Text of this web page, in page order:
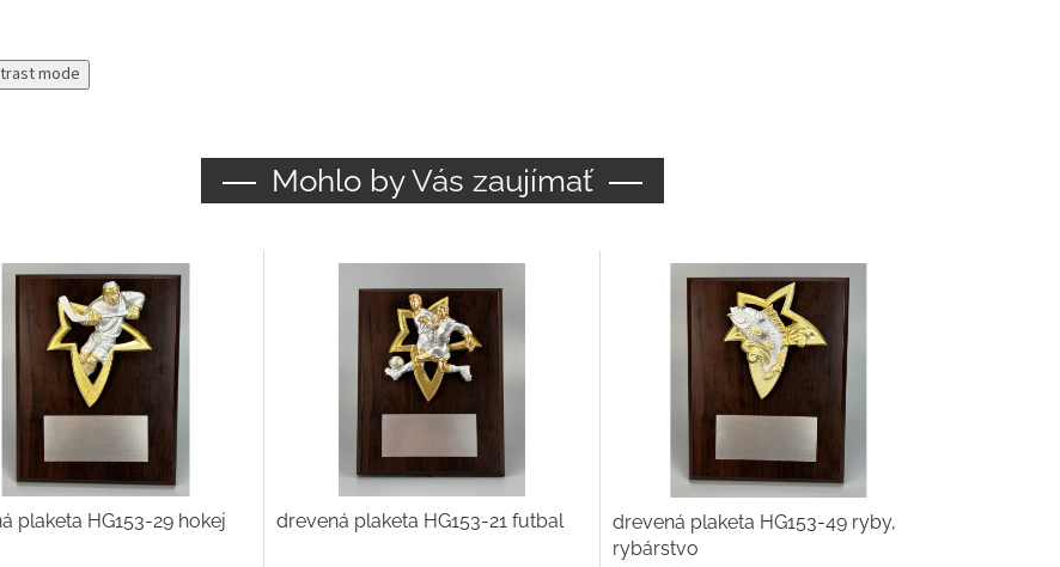
mode
Mohlo by Vás zaujímať
plaketa HG153-29 hokej drevená plaketa HG153-21 futbal
drevená plaketa HG153-49 ryby,
rybárstvo